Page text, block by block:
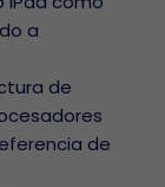
a
de
de